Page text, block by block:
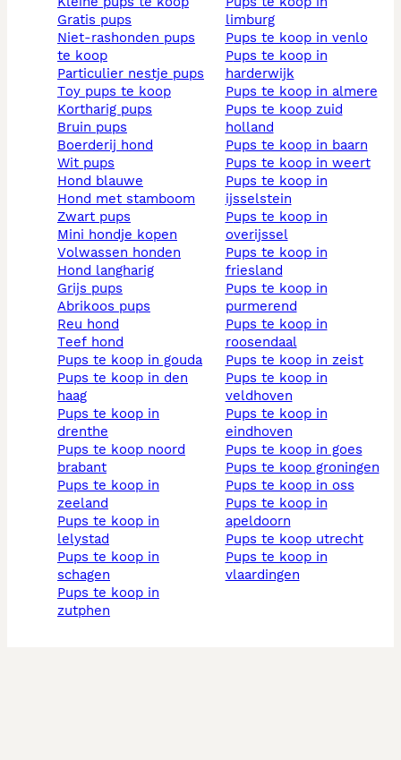
gratis pups
niet-rashonden pups
te koop
particulier nestje pups
toy pups te koop
kortharig pups
bruin pups
boerderij hond
wit pups
hond blauwe
hond met stamboom
zwart pups
mini hondje kopen
volwassen honden
hond langharig
grijs pups
abrikoos pups
reu hond
teef hond
pups te koop in gouda
pups te koop in den
haag
pups te koop in
drenthe
pups te koop noord
brabant
pups te koop in
zeeland
pups te koop in
lelystad
pups te koop in
schagen
pups te koop in
zutphen
limburg
pups te koop in venlo
pups te koop in
harderwijk
pups te koop in almere
pups te koop zuid
holland
pups te koop in baarn
pups te koop in weert
pups te koop in
ijsselstein
pups te koop in
overijssel
pups te koop in
friesland
pups te koop in
purmerend
pups te koop in
roosendaal
pups te koop in zeist
pups te koop in
veldhoven
pups te koop in
eindhoven
pups te koop in goes
pups te koop groningen
pups te koop in oss
pups te koop in
apeldoorn
pups te koop utrecht
pups te koop in
vlaardingen